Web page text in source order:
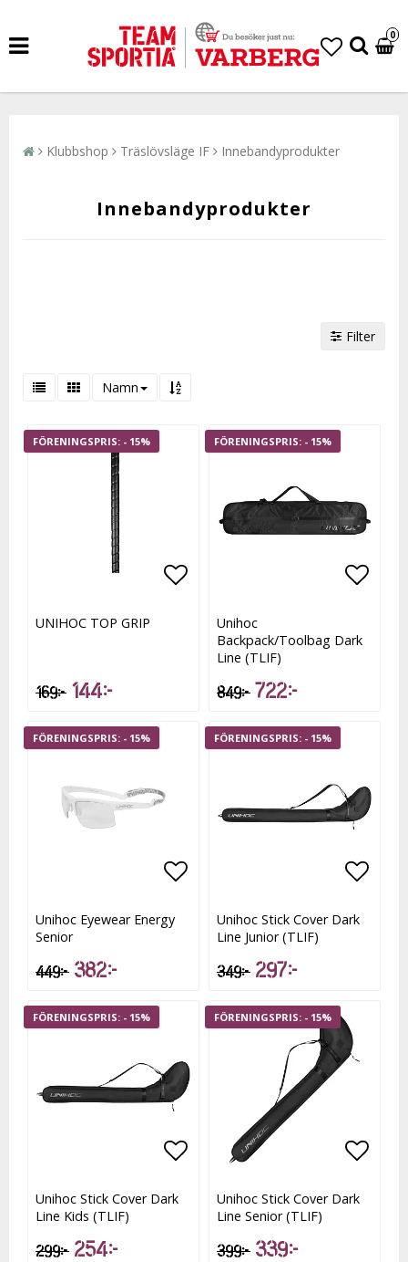
0
Klubbshop Träslövsläge IF Innebandyprodukter
Innebandyprodukter
Filter
Namn
- 15%
Lägg till i favoritlistan
Lägg till i favoritlistan
UNIHOC TOP GRIP
169 kr 144 kr
- 15%
Unihoc
Backpack/Toolbag Dark
Line (TLIF)
849 kr 722 kr
- 15%
Lägg till i favoritlistan
Unihoc Eyewear Energy
Senior
449 kr 382 kr
- 15%
Unihoc Stick Cover Dark
Line Junior (TLIF)
349 kr 297 kr
- 15%
Lägg till i favoritlistan
Unihoc Stick Cover Dark
Line Kids (TLIF)
299 kr 254 kr
- 15%
Unihoc Stick Cover Dark
Line Senior (TLIF)
399 kr 339 kr